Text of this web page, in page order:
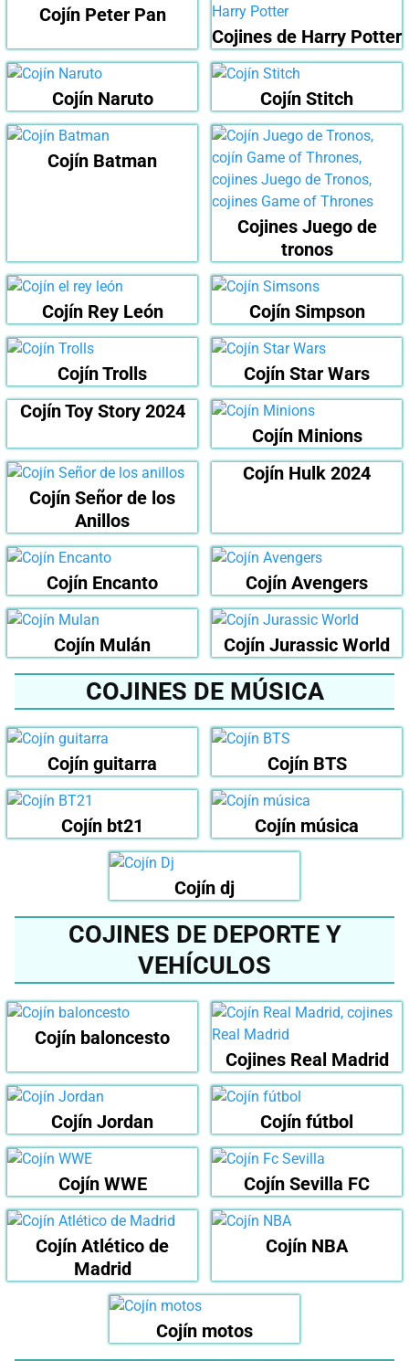
Cojín Peter Pan
Cojines de Harry Potter
Cojín Naruto Cojín Stitch
Cojín Batman
Cojines Juego de
tronos
Cojín Rey León Cojín Simpson
Cojín Trolls
Cojín Star Wars
Cojín Toy Story 2024
Cojín Minions
Cojín Señor de los
Anillos
Cojín Hulk 2024
Cojín Encanto Cojín Avengers
Cojín Mulán Cojín Jurassic World
COJINES DE MÚSICA
Cojín guitarra Cojín BTS
Cojín bt21 Cojín música
Cojín dj
COJINES DE DEPORTE Y
VEHÍCULOS
Cojín baloncesto
Cojines Real Madrid
Cojín Jordan Cojín fútbol
Cojín WWE Cojín Sevilla FC
Cojín Atlético de
Madrid
Cojín NBA
Cojín motos